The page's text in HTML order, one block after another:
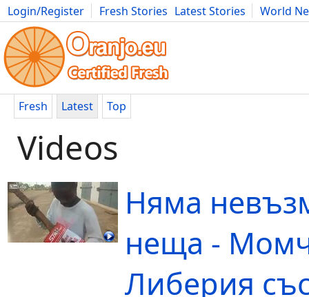
Login/Register Fresh Stories Latest Stories
World
Movies Anime Music Art Cars Advice Science
Fresh Latest Top
Videos
Няма
неща -
Либерия